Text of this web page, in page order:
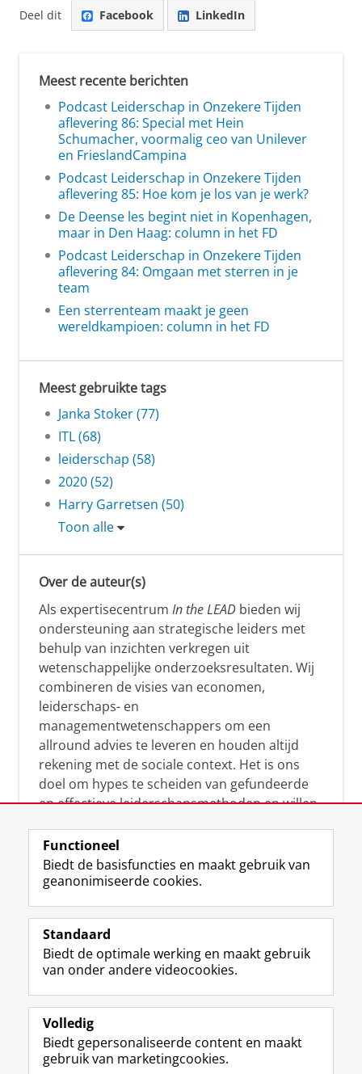
Deel dit Facebook LinkedIn
Meest recente berichten
Podcast Leiderschap in Onzekere Tijden
aflevering 86: Special met Hein
Schumacher, voormalig ceo van Unilever
en FrieslandCampina
Podcast Leiderschap in Onzekere Tijden
aflevering 85: Hoe kom je los van je werk?
De Deense les begint niet in Kopenhagen,
maar in Den Haag: column in het FD
Podcast Leiderschap in Onzekere Tijden
aflevering 84: Omgaan met sterren in je
team
Een sterrenteam maakt je geen
wereldkampioen: column in het FD
Meest gebruikte tags
Janka Stoker (77)
ITL (68)
leiderschap (58)
2020 (52)
Harry Garretsen (50)
Toon alle
Over de auteur(s)
Als expertisecentrum In the LEAD bieden wij
ondersteuning aan strategische leiders met
behulp van inzichten verkregen uit
wetenschappelijke onderzoeksresultaten. Wij
combineren de visies van economen,
leiderschaps- en
managementwetenschappers om een
allround advies te leveren en houden altijd
rekening met de sociale context. Het is ons
doel om hypes te scheiden van gefundeerde
en effectieve leiderschapsmethoden en willen
manier te reageren op economische en
maatschappelijke kwesties. Samen tillen wij
het leiderschap in uw organisatie naar een
i
Functioneel
Biedt de basisfuncties en maakt gebruik van
geanonimiseerde cookies.
Standaard
Biedt de optimale werking en maakt gebruik
van onder andere videocookies.
Volledig
Biedt gepersonaliseerde content en maakt
gebruik van marketingcookies.